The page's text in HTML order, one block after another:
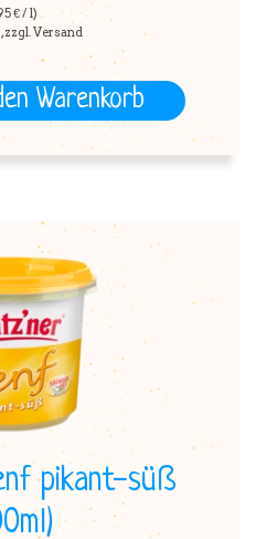
€ / l)
zzgl. Versand
Warenkorb
pikant-süß